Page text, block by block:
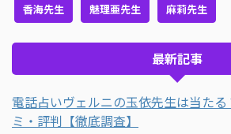
香海先生 魅理亜先生 麻莉先生
最新記事
電話占いヴェルニの玉依先生は当た
ミ・評判【徹底調査】